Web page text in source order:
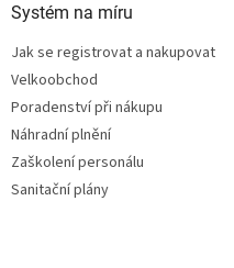
Systém na míru
Jak se registrovat a nakupovat
Velkoobchod
Poradenství při nákupu
Náhradní plnění
Zaškolení personálu
Sanitační plány